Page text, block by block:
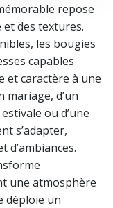
repose
des textures.
les bougies
capables
et caractère à une
mariage, d’un
ou d’une
s’adapter,
une atmosphère
déploie un